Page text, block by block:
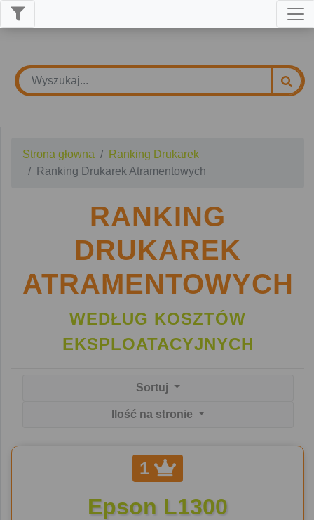
Strona głowna
Ranking Drukarek
Ranking Drukarek Atramentowych
RANKING
DRUKAREK
ATRAMENTOWYCH
WEDŁUG KOSZTÓW
EKSPLOATACYJNYCH
Sortuj
Ilość na stronie
1
Epson L1300